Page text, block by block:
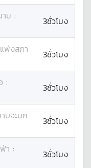
าม :
3ชั่วโมง
แพ่งสภา
3ชั่วโมง
:
3ชั่วโมง
บจะบก
3ชั่วโมง
า :
3ชั่วโมง